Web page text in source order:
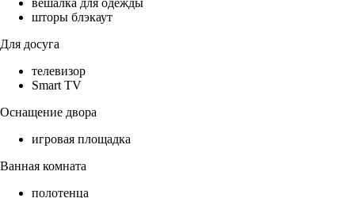
вешалка для одежды
шторы блэкаут
Для досуга
телевизор
Smart TV
Оснащение двора
игровая площадка
Ванная комната
полотенца